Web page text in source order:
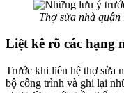
Thợ sửa nhà
Liệt kê rõ các hạng
Trước khi liên hệ thợ sửa
bộ công trình và ghi lại